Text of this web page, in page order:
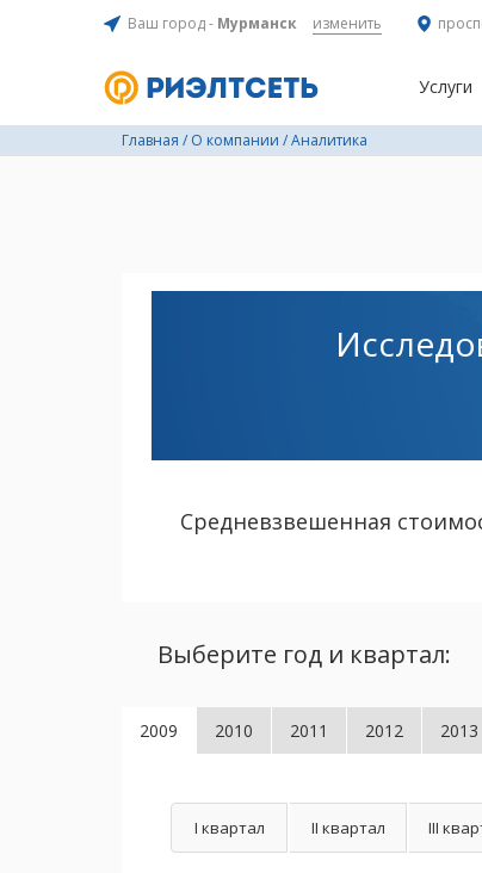
Ваш город - Мурманск изменить
Услуги
Главная / О компании /Аналитика
Средневзвешенная
Выберите год и квартал:
2009 2010 2011 2012 2013
I квартал II квартал III